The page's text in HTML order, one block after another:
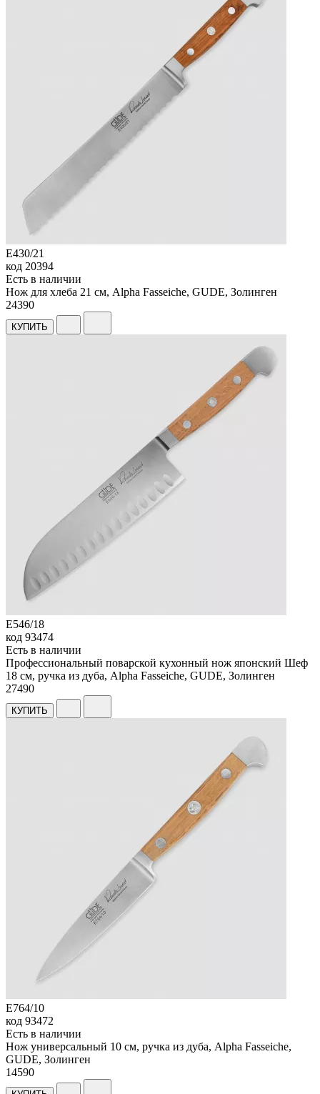
E430/21
код 20394
Есть в наличии
Нож для хлеба 21 см, Alpha Fasseiche, GUDE, Золинген
24390
КУПИТЬ
E546/18
код 93474
Есть в наличии
Профессиональный поварской кухонный нож японский Шеф
18 см, ручка из дуба, Alpha Fasseiche, GUDE, Золинген
27490
КУПИТЬ
E764/10
код 93472
Есть в наличии
Нож универсальный 10 см, ручка из дуба, Alpha Fasseiche,
GUDE, Золинген
14590